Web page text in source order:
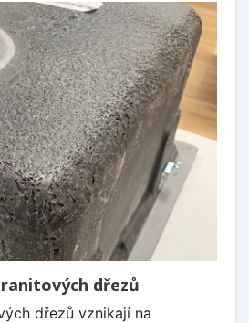
dřezů
dřezů vznikají na